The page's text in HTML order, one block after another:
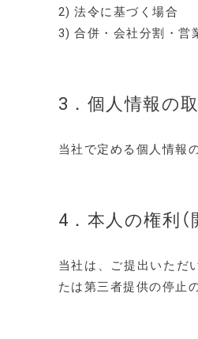
2) 法令に基づく場合
3) 合併・会社分割・営
3．個人情報の
当社で定める個人情報
4．本人の権利（
当社は、ご提出いただ
たは第三者提供の停止